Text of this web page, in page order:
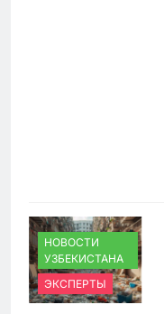
НОВОСТИ
УЗБЕКИСТАНА
ЭКСПЕРТЫ